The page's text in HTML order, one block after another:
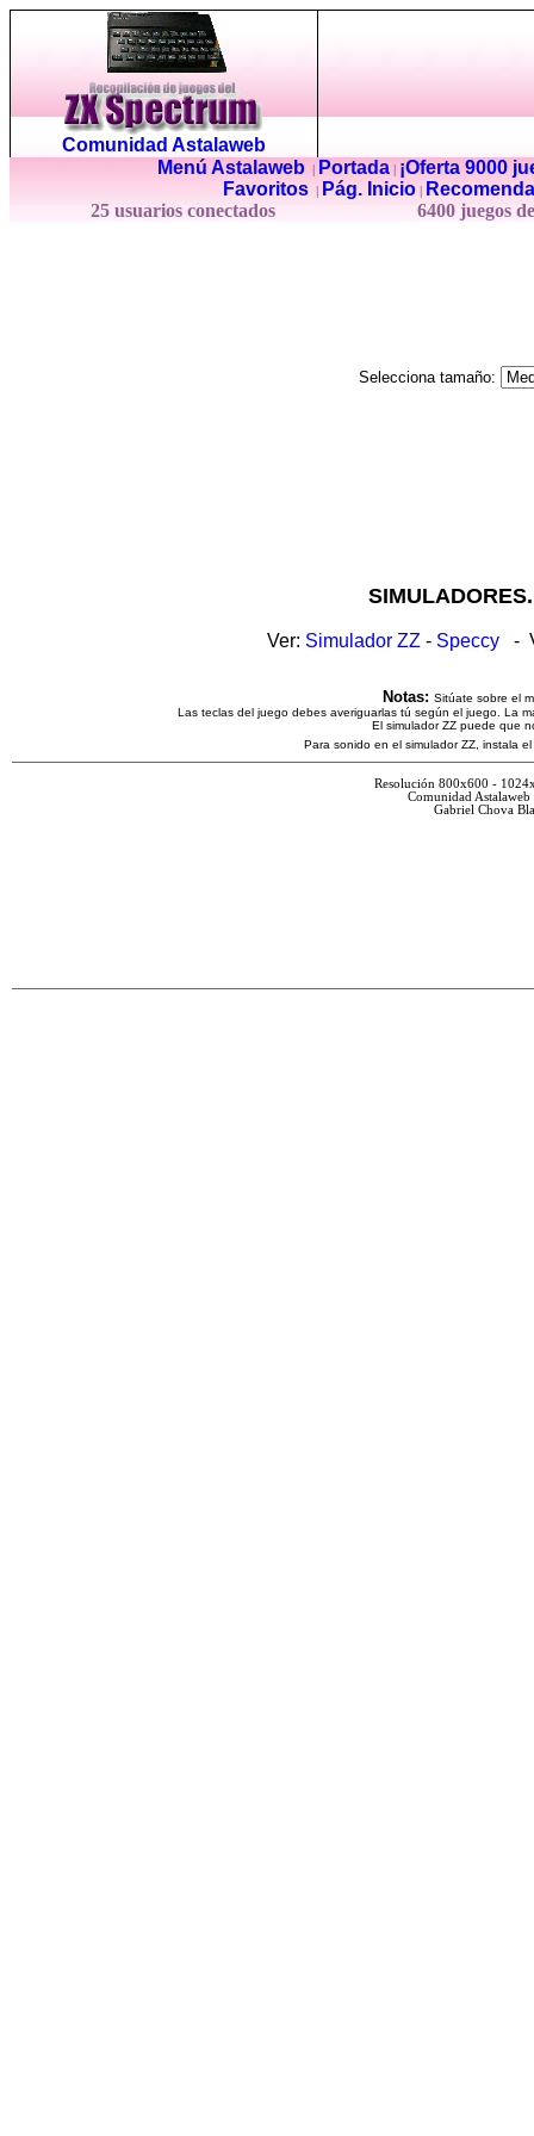
Comunidad Astalaweb
Menú Astalaweb| Portada|
¡Oferta 9000
Favoritos
Pág. Inicio
25 usuarios conectados
6400 juegos
Selecciona tamaño:
Ver: Simulador ZZ - Speccy -
Notas: Sitúate sobre el
Las teclas del juego debes averiguarlas tú según el juego. La
El simulador ZZ puede que
Para sonido en el simulador ZZ, instala
Resolución 800x600 -
Comunidad
Gabriel Chova